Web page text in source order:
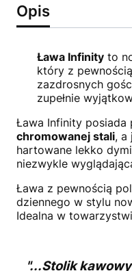
Opis
Ława Infinity to
który z
zazdrosnych
zupełnie
Ława Infinity posiada
chromowanej stali, a
hartowane lekko
niezwykle
Ława z pewnością
dziennego w stylu
Idealna w
"...Stolik